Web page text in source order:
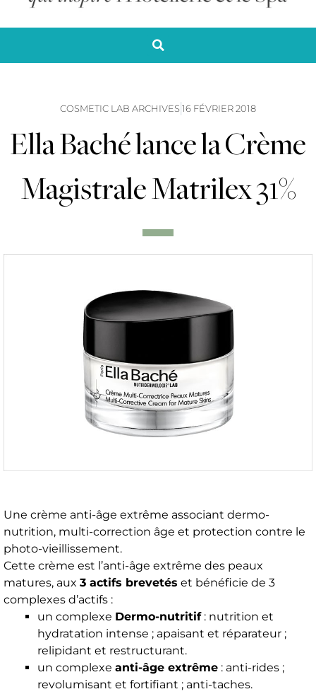
COSMETIC LAB ARCHIVES16 FÉVRIER 2018
Ella Baché lance la Crème
Magistrale Matrilex 31%
Une crème anti-âge extrême associant dermo-
nutrition, multi-correction âge et protection contre le
photo-vieillissement.
Cette crème est l’anti-âge extrême des peaux
matures, aux 3 actifs brevetés et bénéficie de 3
complexes d’actifs :
un complexe Dermo-nutritif: nutrition et
hydratation intense ; apaisant et réparateur ;
relipidant et restructurant.
un complexe anti-âge extrême : anti-rides ;
revolumisant et fortifiant ; anti-taches.